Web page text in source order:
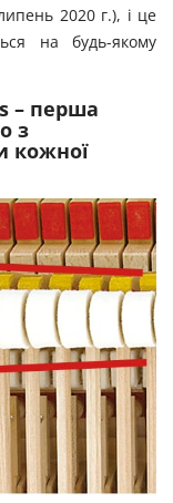
2020 г.), і це
на будь-якому
– перша
з
кожної